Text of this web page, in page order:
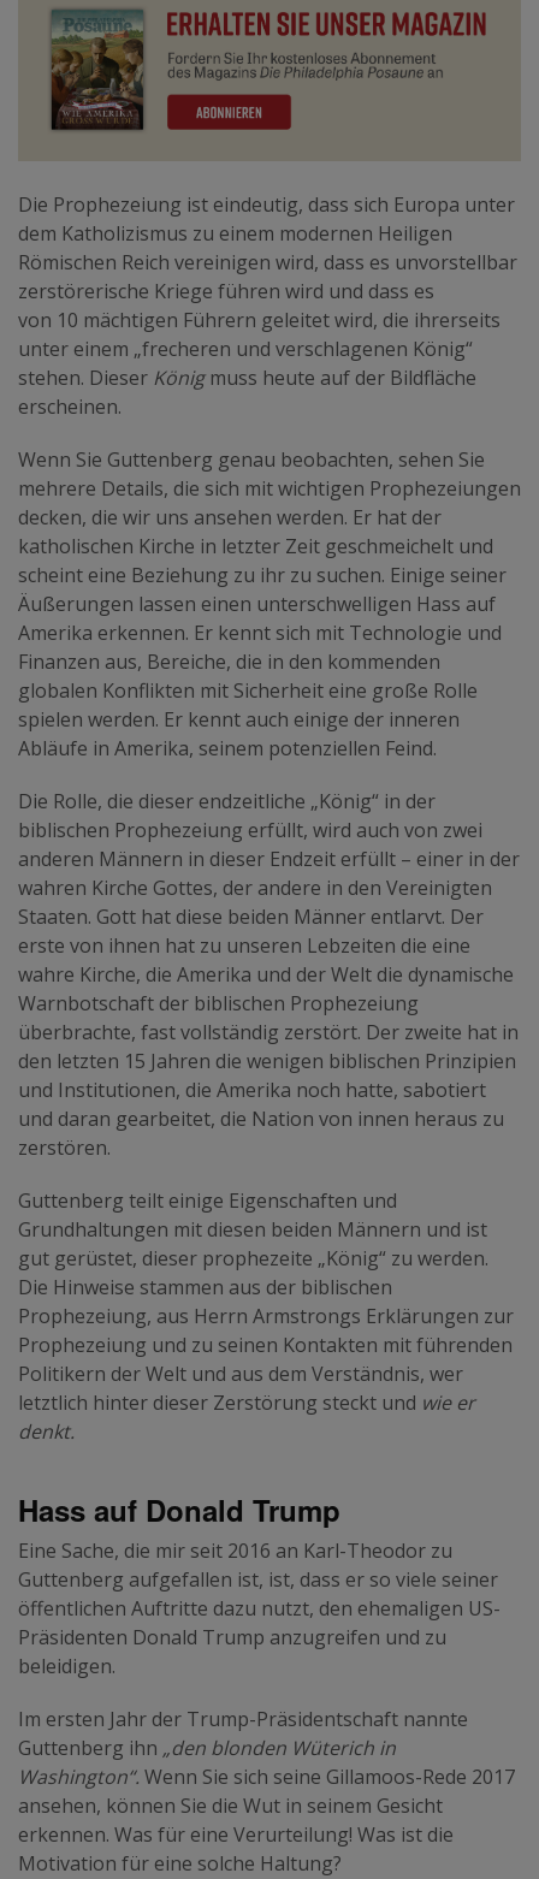
Die Prophezeiung ist eindeutig, dass sich Europa unter
dem Katholizismus zu einem modernen Heiligen
Römischen Reich vereinigen wird, dass es unvorstellbar
zerstörerische Kriege führen wird und dass es
von 10 mächtigen Führern geleitet wird, die ihrerseits
unter einem „frecheren und verschlagenen König“
stehen. Dieser Königmuss heute auf der Bildfläche
erscheinen.
Wenn Sie Guttenberg genau beobachten, sehen Sie
mehrere Details, die sich mit wichtigen Prophezeiungen
decken, die wir uns ansehen werden. Er hat der
katholischen Kirche in letzter Zeit geschmeichelt und
scheint eine Beziehung zu ihr zu suchen. Einige seiner
Äußerungen lassen einen unterschwelligen Hass auf
Amerika erkennen. Er kennt sich mit Technologie und
Finanzen aus, Bereiche, die in den kommenden
globalen Konflikten mit Sicherheit eine große Rolle
spielen werden. Er kennt auch einige der inneren
Abläufe in Amerika, seinem potenziellen Feind.
Die Rolle, die dieser endzeitliche „König“ in der
biblischen Prophezeiung erfüllt, wird auch von zwei
anderen Männern in dieser Endzeit erfüllt – einer in der
wahren Kirche Gottes, der andere in den Vereinigten
Staaten. Gott hat diese beiden Männer entlarvt. Der
erste von ihnen hat zu unseren Lebzeiten die eine
wahre Kirche, die Amerika und der Welt die dynamische
Warnbotschaft der biblischen Prophezeiung
überbrachte, fast vollständig zerstört. Der zweite hat in
den letzten 15 Jahren die wenigen biblischen Prinzipien
und Institutionen, die Amerika noch hatte, sabotiert
und daran gearbeitet, die Nation von innen heraus zu
zerstören.
Guttenberg teilt einige Eigenschaften und
Grundhaltungen mit diesen beiden Männern und ist
gut gerüstet, dieser prophezeite „König“ zu werden.
Die Hinweise stammen aus der biblischen
Prophezeiung, aus Herrn Armstrongs Erklärungen zur
Prophezeiung und zu seinen Kontakten mit führenden
Politikern der Welt und aus dem Verständnis, wer
letztlich hinter dieser Zerstörung steckt und wie er
denkt.
Hass auf Donald Trump
Eine Sache, die mir seit 2016 an Karl-Theodor zu
Guttenberg aufgefallen ist, ist, dass er so viele seiner
öffentlichen Auftritte dazu nutzt, den ehemaligen US-
Präsidenten Donald Trump anzugreifen und zu
beleidigen.
Im ersten Jahr der Trump-Präsidentschaft nannte
Guttenberg ihn „den blonden Wüterich in
Washington“. Wenn Sie sich seine Gillamoos-Rede 2017
ansehen, können Sie die Wut in seinem Gesicht
erkennen. Was für eine Verurteilung! Was ist die
Motivation für eine solche Haltung?